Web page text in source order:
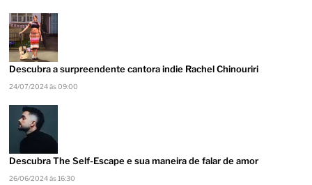
Descubra a surpreendente cantora indie Rachel Chinouriri
24/07/2024 às 09:00
Descubra The Self-Escape e sua maneira de falar de amor
26/06/2024 às 16:30